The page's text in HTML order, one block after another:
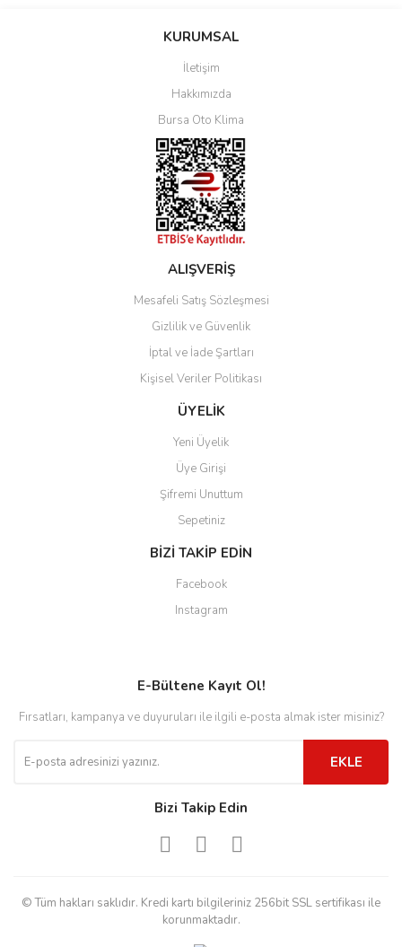
KURUMSAL
İletişim
Hakkımızda
Bursa Oto Klima
ALIŞVERİŞ
Mesafeli Satış Sözleşmesi
Gizlilik ve Güvenlik
İptal ve İade Şartları
Kişisel Veriler Politikası
ÜYELİK
Yeni Üyelik
Üye Girişi
Şifremi Unuttum
Sepetiniz
BİZİ TAKİP EDİN
Facebook
Instagram
E-Bültene Kayıt Ol!
Fırsatları, kampanya ve duyuruları ile ilgili e-posta almak ister misiniz?
EKLE
Bizi Takip Edin
© Tüm hakları saklıdır. Kredi kartı bilgileriniz 256bit SSL sertifikası ile
korunmaktadır.